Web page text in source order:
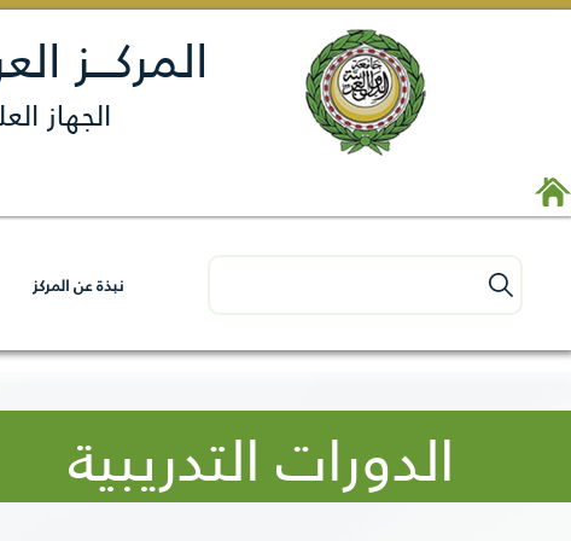
المركـــز
الجهاز
نبذة عن المركز
الدورات التدريبية